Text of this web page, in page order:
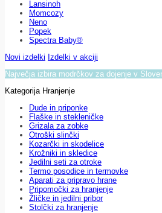
Lansinoh
Momcozy
Neno
Popek
Spectra Baby®
Novi izdelki Izdelki v akciji
Največja izbira modrčkov za dojenje v
Kategorija Hranjenje
Dude in priponke
Flaške in stekleničke
Grizala za zobke
Otroški slinčki
Kozarčki in skodelice
Krožniki in skledice
Jedilni seti za otroke
Termo posodice in termovke
Aparati za pripravo hrane
Pripomočki za hranjenje
Žličke in jedilni pribor
Stolčki za hranjenje